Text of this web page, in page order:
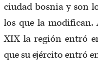
ciudad bosnia y son
los que la modifican.
XIX la región entró
que su ejército entró